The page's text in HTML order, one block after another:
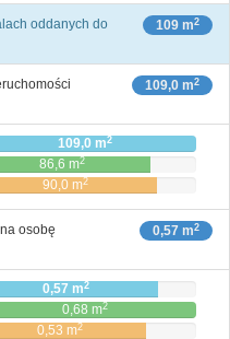
109 m2
oddanych do
109,0 m2
109,0 m2
86,6 m2
90,0 m2
0,57 m2
osobę
0,57 m2
0,68 m2
0,53 m2